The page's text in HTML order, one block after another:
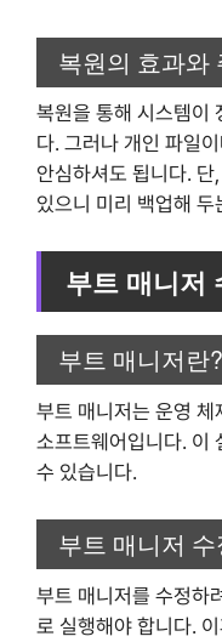
복원의 효과와
복원을 통해 시스템이
다. 그러나 개인 파일
안심하셔도 됩니다.
있으니 미리 백업해 두
부트 매니저
부트 매니저란?
부트 매니저는 운영
소프트웨어입니다. 이
수 있습니다.
부트 매니저 수
부트 매니저를 수정하
로 실행해야 합니다.